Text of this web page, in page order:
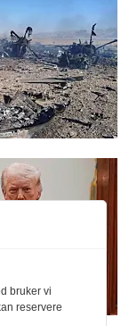
bruker vi
reservere